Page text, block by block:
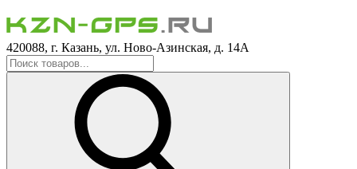
420088, г. Казань, ул. Ново-Азинская, д. 14А